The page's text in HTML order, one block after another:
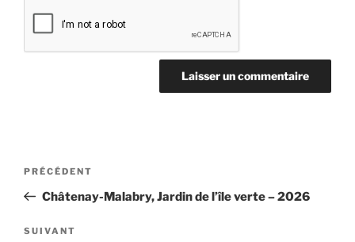
Navigation
l’article
Article
précédent
PRÉCÉDENT
Châtenay-Malabry, Jardin de l’île verte – 2026
Article
SUIVANT